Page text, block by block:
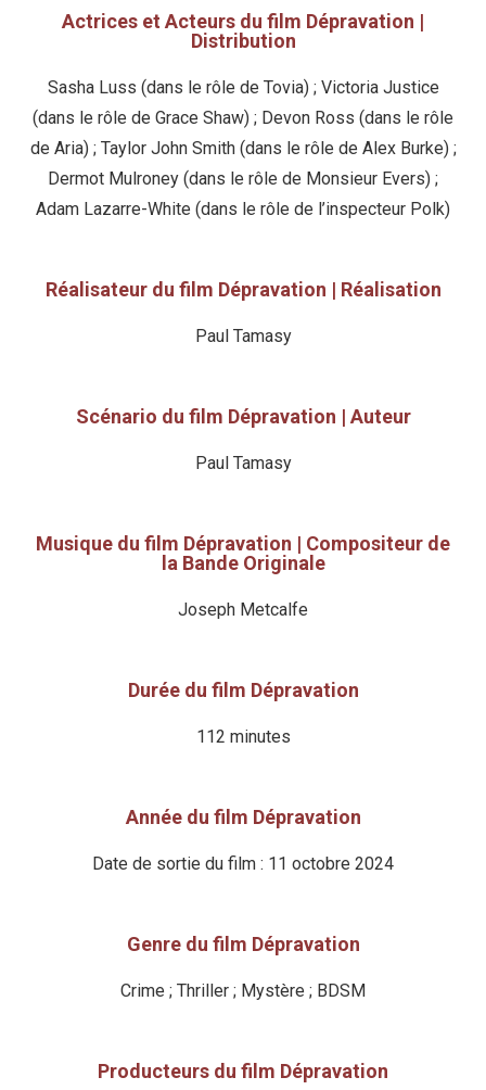
Actrices et Acteurs du film Dépravation |
Distribution
Sasha Luss (dans le rôle de Tovia) ; Victoria Justice
(dans le rôle de Grace Shaw) ; Devon Ross (dans le rôle
de Aria) ; Taylor John Smith (dans le rôle de Alex Burke) ;
Dermot Mulroney (dans le rôle de Monsieur Evers) ;
Adam Lazarre-White (dans le rôle de l’inspecteur Polk)
Réalisateur du film Dépravation | Réalisation
Paul Tamasy
Scénario du film Dépravation | Auteur
Paul Tamasy
Musique du film Dépravation | Compositeur de
la Bande Originale
Joseph Metcalfe
Durée du film Dépravation
112 minutes
Année du film Dépravation
Date de sortie du film : 11 octobre 2024
Genre du film Dépravation
Crime ; Thriller ; Mystère ; BDSM
Producteurs du film Dépravation